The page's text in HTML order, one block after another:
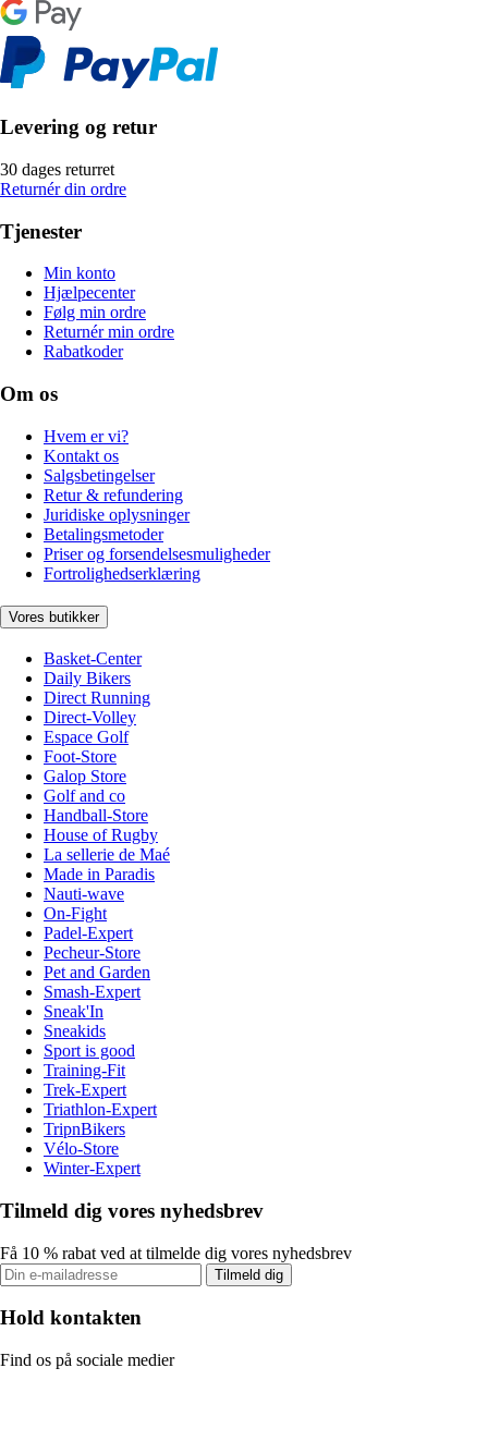
Levering og retur
30 dages returret
Returnér din ordre
Tjenester
Min konto
Hjælpecenter
Følg min ordre
Returnér min ordre
Rabatkoder
Om os
Hvem er vi?
Kontakt os
Salgsbetingelser
Retur & refundering
Juridiske oplysninger
Betalingsmetoder
Priser og forsendelsesmuligheder
Fortrolighedserklæring
Vores butikker
Basket-Center
Daily Bikers
Direct Running
Direct-Volley
Espace Golf
Foot-Store
Galop Store
Golf and co
Handball-Store
House of Rugby
La sellerie de Maé
Made in Paradis
Nauti-wave
On-Fight
Padel-Expert
Pecheur-Store
Pet and Garden
Smash-Expert
Sneak'In
Sneakids
Sport is good
Training-Fit
Trek-Expert
Triathlon-Expert
TripnBikers
Vélo-Store
Winter-Expert
Tilmeld dig vores nyhedsbrev
Få 10 % rabat ved at tilmelde dig vores nyhedsbrev
Tilmeld dig
Hold kontakten
Find os på sociale medier